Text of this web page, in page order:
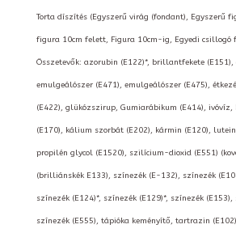
Torta díszítés (Egyszerű virág (fondant), Egyszerű
figura 10cm felett, Figura 10cm-ig, Egyedi csillogó
Összetevők: azorubin (E122)*, brillantfekete (E151),
emulgeálószer (E471), emulgeálószer (E475),
(E422), glükózszirup, Gumiarábikum (E414),
(E170), kálium szorbát (E202), kármin (E120),
propilén glycol (E1520), szilícium-dioxid (E551)
(brilliánskék E133), színezék (E-132), színezék
színezék (E124)*, színezék (E129)*, színezék (E153),
színezék (E555), tápióka keményítő, tartrazin